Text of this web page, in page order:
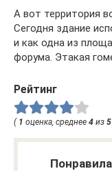
А вот территория
Сегодня здание
и как одна из
форума. Этакая
Рейтинг
( 1 оценка, среднее 4 из 5